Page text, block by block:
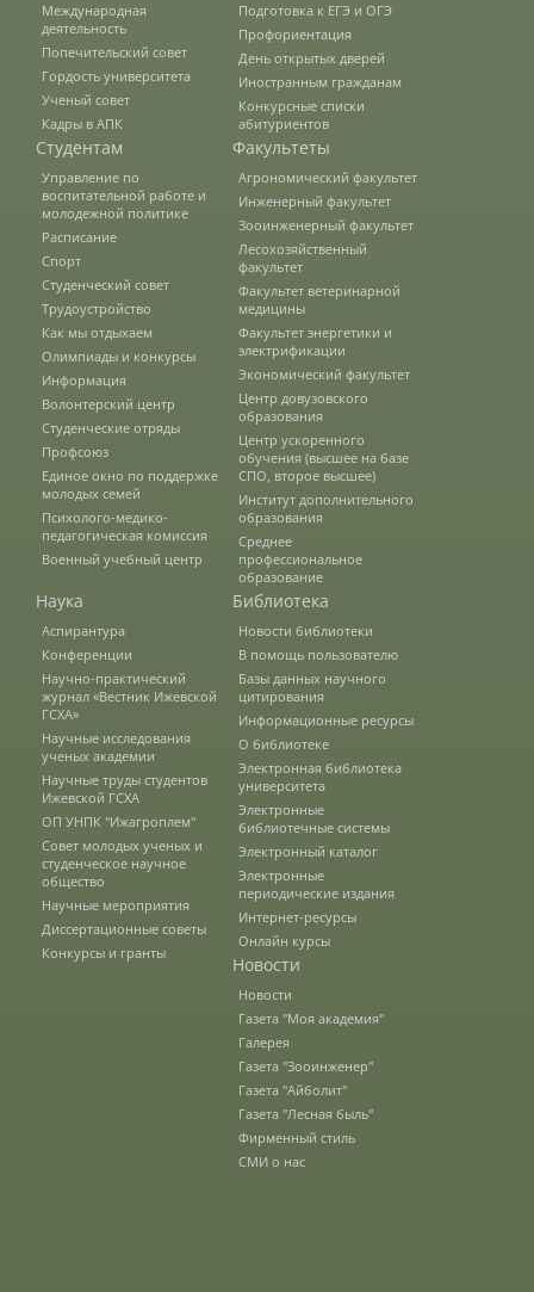
Психолого-медико-педагогическая
комиссия
Военный учебный центр
Факультеты
Агрономический факультет
Кафедры АФ
История факультета
Учебно-материальная база
Выпускники факультета
Направления подготовки
Научные разработки
Консультационные услуги
Список публикаций
Информационные системы
Инженерный факультет
Международная
деятельность
Попечительский совет
Гордость университета
Ученый совет
Кадры в АПК
Подготовка к ЕГЭ и ОГЭ
Профориентация
День открытых дверей
Иностранным гражданам
Конкурсные списки
абитуриентов
Студентам
Управление по
воспитательной работе и
молодежной политике
Расписание
Спорт
Студенческий совет
Трудоустройство
Как мы отдыхаем
Олимпиады и конкурсы
Информация
Волонтерский центр
Студенческие отряды
Профсоюз
Единое окно по поддержке
молодых семей
Психолого-медико-
педагогическая комиссия
Военный учебный центр
Факультеты
Агрономический факультет
Инженерный факультет
Зооинженерный факультет
Лесохозяйственный
факультет
Факультет ветеринарной
медицины
Факультет энергетики и
электрификации
Экономический факультет
Центр довузовского
образования
Центр ускоренного
обучения (высшее на базе
СПО, второе высшее)
Институт дополнительного
образования
Среднее
профессиональное
образование
Наука
Аспирантура
Конференции
Научно-практический
журнал «Вестник Ижевской
ГСХА»
Научные исследования
ученых академии
Научные труды студентов
Ижевской ГСХА
ОП УНПК "Ижагроплем"
Совет молодых ученых и
студенческое научное
общество
Научные мероприятия
Диссертационные советы
Конкурсы и гранты
Библиотека
Новости библиотеки
В помощь пользователю
Базы данных научного
цитирования
Информационные ресурсы
О библиотеке
Электронная библиотека
университета
Электронные
библиотечные системы
Электронный каталог
Электронные
периодические издания
Интернет-ресурсы
Онлайн курсы
Новости
Новости
Газета "Моя академия"
Галерея
Газета "Зооинженер"
Газета "Айболит"
Газета "Лесная быль"
Фирменный стиль
СМИ о нас